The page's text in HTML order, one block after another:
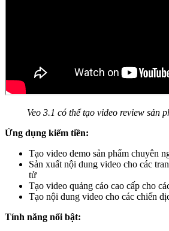
Veo 3.1 có thể tạo video review sản
Ứng dụng kiếm tiền:
Tạo video demo sản phẩm chuyên
Sản xuất nội dung video cho các
tử
Tạo video quảng cáo cao cấp cho
Tạo nội dung video cho các chiến
Tính năng nổi bật: